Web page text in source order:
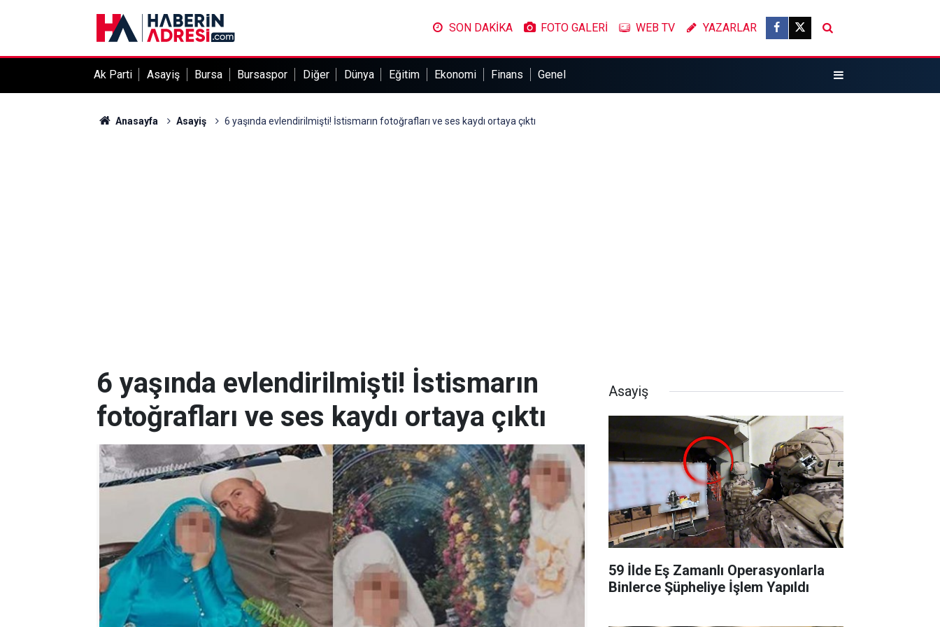
SON DAKİKA FOTO GALERİ WEB TV YAZARLAR
Ak Parti Asayiş Bursa Bursaspor Diğer Dünya Eğitim Ekonomi Finans Genel
Anasayfa Asayiş 6 yaşında evlendirilmişti! İstismarın fotoğrafları ve ses kaydı ortaya çıktı
6 yaşında evlendirilmişti! İstismarın
fotoğrafları ve ses kaydı ortaya çıktı
Asayiş
59 İlde Eş Zamanlı Operasyonlarla
Binlerce Şüpheliye İşlem Yapıldı